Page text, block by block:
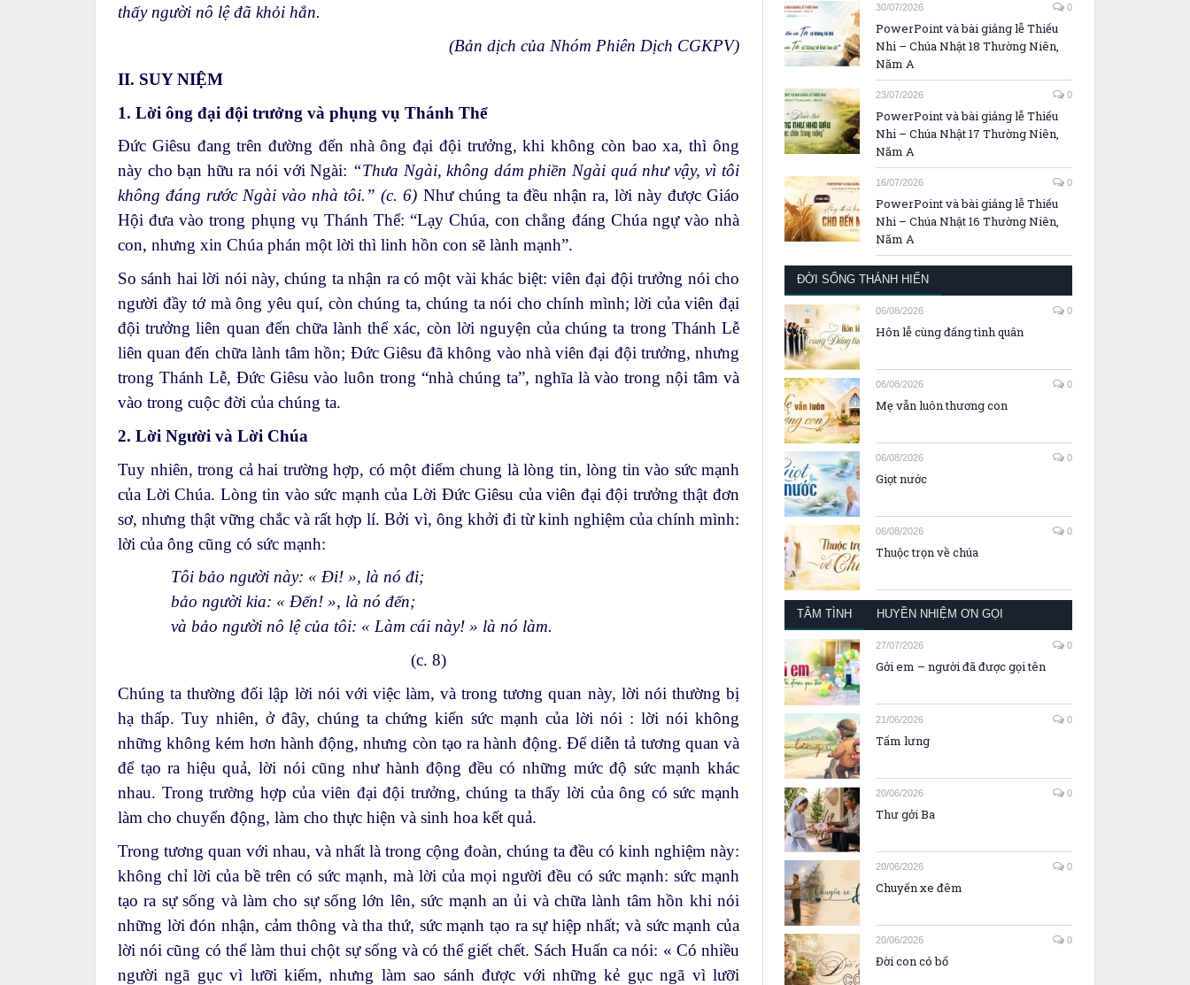
thấy người nô lệ đã khỏi hẳn.
(Bản dịch của Nhóm Phiên Dịch CGKPV)
II. SUY NIỆM
1. Lời ông đại đội trưởng và phụng vụ Thánh Thể
Đức Giêsu đang trên đường đến nhà ông đại đội trưởng, khi không còn bao xa, thì ông
này cho bạn hữu ra nói với Ngài: “Thưa Ngài, không dám phiền Ngài quá như vậy, vì tôi
không đáng rước Ngài vào nhà tôi.” (c. 6) Như chúng ta đều nhận ra, lời này được Giáo
Hội đưa vào trong phụng vụ Thánh Thể: “Lạy Chúa, con chẳng đáng Chúa ngự vào nhà
con, nhưng xin Chúa phán một lời thì linh hồn con sẽ lành mạnh”.
So sánh hai lời nói này, chúng ta nhận ra có một vài khác biệt: viên đại đội trưởng nói cho
người đầy tớ mà ông yêu quí, còn chúng ta, chúng ta nói cho chính mình; lời của viên đại
đội trưởng liên quan đến chữa lành thể xác, còn lời nguyện của chúng ta trong Thánh Lễ
liên quan đến chữa lành tâm hồn; Đức Giêsu đã không vào nhà viên đại đội trưởng, nhưng
trong Thánh Lễ, Đức Giêsu vào luôn trong “nhà chúng ta”, nghĩa là vào trong nội tâm và
vào trong cuộc đời của chúng ta.
2. Lời Người và Lời Chúa
Tuy nhiên, trong cả hai trường hợp, có một điểm chung là lòng tin, lòng tin vào sức mạnh
của Lời Chúa. Lòng tin vào sức mạnh của Lời Đức Giêsu của viên đại đội trưởng thật đơn
sơ, nhưng thật vững chắc và rất hợp lí. Bởi vì, ông khởi đi từ kinh nghiệm của chính mình:
lời của ông cũng có sức mạnh:
Tôi bảo người này: « Đi! », là nó đi;
bảo người kia: « Đến! », là nó đến;
và bảo người nô lệ của tôi: « Làm cái này! » là nó làm.
(c. 8)
Chúng ta thường đối lập lời nói với việc làm, và trong tương quan này, lời nói thường bị
hạ thấp. Tuy nhiên, ở đây, chúng ta chứng kiến sức mạnh của lời nói : lời nói không
những không kém hơn hành động, nhưng còn tạo ra hành động. Để diễn tả tương quan và
để tạo ra hiệu quả, lời nói cũng như hành động đều có những mức độ sức mạnh khác
nhau. Trong trường hợp của viên đại đội trưởng, chúng ta thấy lời của ông có sức mạnh
làm cho chuyển động, làm cho thực hiện và sinh hoa kết quả.
Trong tương quan với nhau, và nhất là trong cộng đoàn, chúng ta đều có kinh nghiệm này:
không chỉ lời của bề trên có sức mạnh, mà lời của mọi người đều có sức mạnh: sức mạnh
tạo ra sự sống và làm cho sự sống lớn lên, sức mạnh an ủi và chữa lành tâm hồn khi nói
những lời đón nhận, cảm thông và tha thứ, sức mạnh tạo ra sự hiệp nhất; và sức mạnh của
lời nói cũng có thể làm thui chột sự sống và có thể giết chết. Sách Huấn ca nói: « Có nhiều
người ngã gục vì lưỡi kiếm, nhưng làm sao sánh được với những kẻ gục ngã vì lưỡi
30/07/2026 0
PowerPoint và bài giảng lễ Thiếu
Nhi – Chúa Nhật 18 Thường Niên,
Năm A
23/07/2026 0
PowerPoint và bài giảng lễ Thiếu
Nhi – Chúa Nhật 17 Thường Niên,
Năm A
16/07/2026 0
PowerPoint và bài giảng lễ Thiếu
Nhi – Chúa Nhật 16 Thường Niên,
Năm A
ĐỜI SỐNG THÁNH HIẾN
06/08/2026 0
Hôn lễ cùng đấng tình quân
06/08/2026 0
Mẹ vẫn luôn thương con
06/08/2026 0
Giọt nước
06/08/2026 0
Thuộc trọn về chúa
TÂM TÌNH HUYỀN NHIỆM ƠN GỌI
27/07/2026 0
Gởi em – người đã được gọi tên
21/06/2026 0
Tấm lưng
20/06/2026 0
Thư gởi Ba
20/06/2026 0
Chuyến xe đêm
20/06/2026 0
Đời con có bố